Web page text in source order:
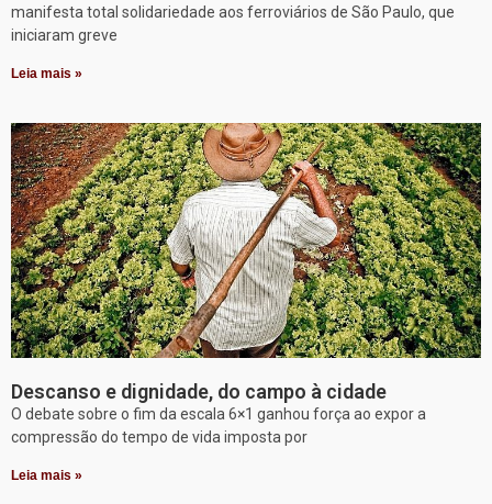
manifesta total solidariedade aos ferroviários de São Paulo, que
iniciaram greve
Leia mais »
Descanso e dignidade, do campo à cidade
O debate sobre o fim da escala 6×1 ganhou força ao expor a
compressão do tempo de vida imposta por
Leia mais »